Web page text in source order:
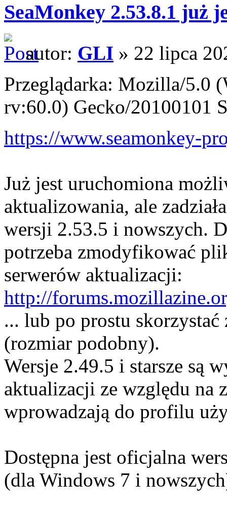
SeaMonkey 2.53.8.1 już
autor: GLI » 22 lipca
Przeglądarka: Mozilla/5.0
rv:60.0) Gecko/20100101
https://www.seamonkey-
Już jest uruchomiona
aktualizowania, ale
wersji 2.53.5 i nowszych.
potrzeba zmodyfikować
serwerów aktualizacji:
http://
... lub po prostu
(rozmiar podobny).
Wersje 2.49.5 i starsze są
aktualizacji ze względu na
wprowadzają do profilu
Dostępna jest oficjalna
(dla Windows 7 i